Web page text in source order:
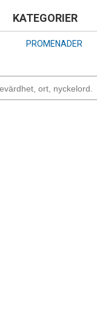
to
main
KATEGORIER
PROMENADER